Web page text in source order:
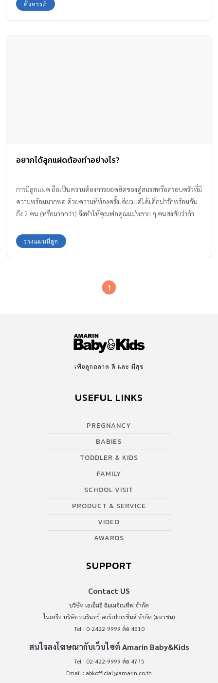
ตั้งครรภ์
อยากได้ลูกแฝดต้องทำอย่างไร?
การมีลูกแฝด ถือเป็นความต้องการยอดฮิตของคู่สมรสหรือครอบครัวที่มี
ความพร้อมมากพอ ด้วยความที่ท้องครั้งเดียวแต่ได้เด็กน่ารักพร้อมกัน
ถึง 2 คน (หรือมากกว่า) จึงทำให้คุณพ่อคุณแม่หลาย ๆ คนสงสัยว่าถ้า
วางแผนมีลูก
1
เพื่อลูกฉลาด ดี และ มีสุข
USEFUL LINKS
PREGNANCY
BABIES
TODDLER & KIDS
FAMILY
SCHOOL VISIT
PRODUCT & SERVICE
VIDEO
AWARDS
SUPPORT
Contact US
บริษัท เอเอ็มอี อิมเมจิเนทีฟ จำกัด
ในเครือ บริษัท อมรินทร์ คอร์เปอเรชั่นส์ จำกัด (มหาชน)
Tel : 0-2422-9999 ต่อ 4510
สนใจลงโฆษณากับเว็บไซต์ Amarin Baby&Kids
Tel : 02-422-9999 ต่อ 4775
Email : abkofficial@amarin.co.th